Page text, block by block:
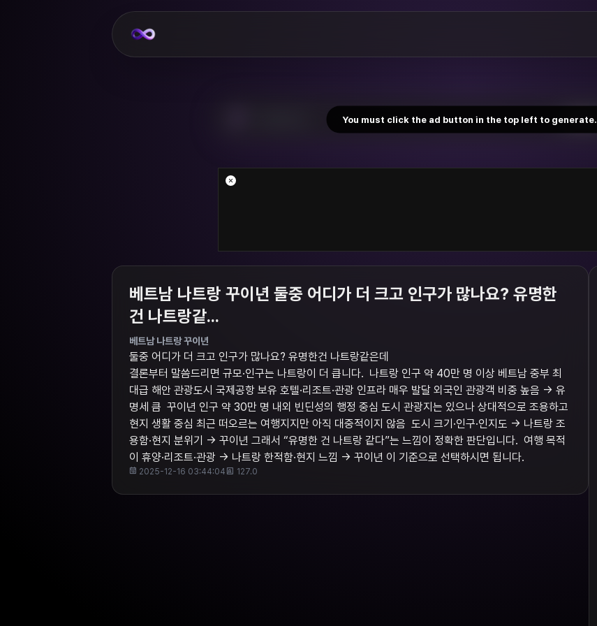
You must click the ad button in the top left to generate.
W
베트남 나트랑 꾸이년 둘중 어디가 더 크고 인구가 많나요? 유명한
건 나트랑같...
베트남 나트랑 꾸이년
둘중 어디가 더 크고 인구가 많나요? 유명한건 나트랑같은데
결론부터 말씀드리면 규모·인구는 나트랑이 더 큽니다. ​ 나트랑 인구 약 40만 명 이상 베트남 중부 최
대급 해안 관광도시 국제공항 보유 호텔·리조트·관광 인프라 매우 발달 외국인 관광객 비중 높음 → 유
명세 큼 ​ 꾸이년 인구 약 30만 명 내외 빈딘성의 행정 중심 도시 관광지는 있으나 상대적으로 조용하고
현지 생활 중심 최근 떠오르는 여행지지만 아직 대중적이지 않음 ​ 도시 크기·인구·인지도 → 나트랑 조
용함·현지 분위기 → 꾸이년 그래서 “유명한 건 나트랑 같다”는 느낌이 정확한 판단입니다. ​ 여행 목적
이 휴양·리조트·관광 → 나트랑 한적함·현지 느낌 → 꾸이년 이 기준으로 선택하시면 됩니다.
2025-12-16 03:44:04 127.0